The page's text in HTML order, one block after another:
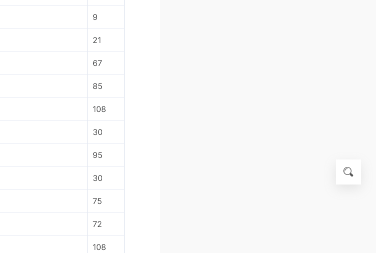
9
21
67
85
108
30
95
30
75
72
108